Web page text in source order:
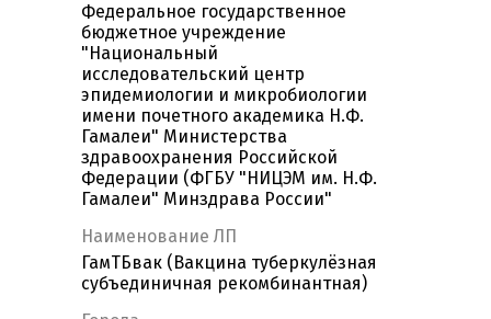
Федеральное государственное
бюджетное учреждение
"Национальный
исследовательский центр
эпидемиологии и микробиологии
имени почетного академика Н.Ф.
Гамалеи" Министерства
здравоохранения Российской
Федерации (ФГБУ "НИЦЭМ им. Н.Ф.
Гамалеи" Минздрава России"
Наименование ЛП
ГамТБвак (Вакцина туберкулёзная
субъединичная рекомбинантная)